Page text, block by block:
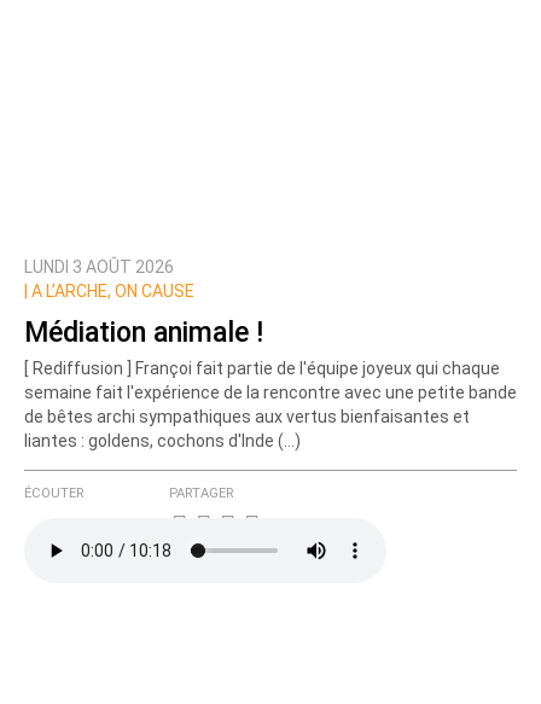
LUNDI 3 AOÛT 2026
A L’ARCHE, ON CAUSE
Médiation animale !
[ Rediffusion ] Françoi fait partie de l'équipe joyeux qui chaque
semaine fait l'expérience de la rencontre avec une petite bande
de bêtes archi sympathiques aux vertus bienfaisantes et
liantes : goldens, cochons d'Inde (…)
ÉCOUTER PARTAGER